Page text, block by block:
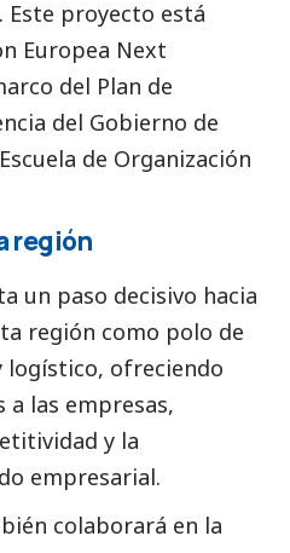
proyecto está
Europea Next
del Plan de
del Gobierno de
de Organización
región
un paso decisivo hacia
región como polo de
ofreciendo
a las empresas,
y la
empresarial.
colaborará en la